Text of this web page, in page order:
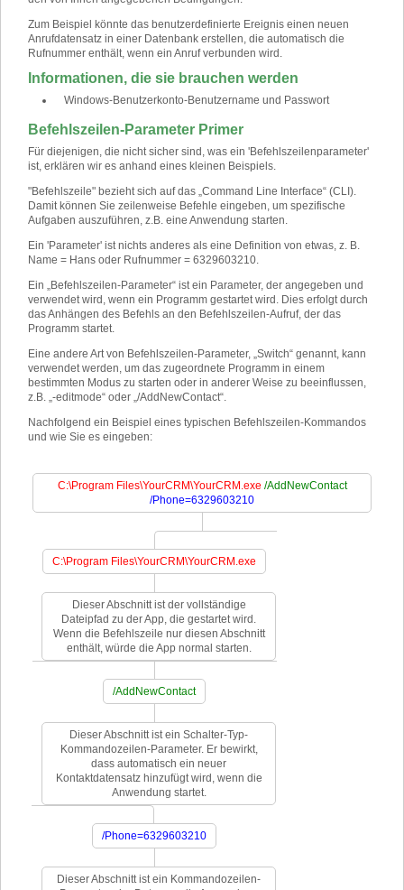
Zum Beispiel könnte das benutzerdefinierte Ereignis einen neuen
Anrufdatensatz in einer Datenbank erstellen, die automatisch die
Rufnummer enthält, wenn ein Anruf verbunden wird.
Informationen, die sie brauchen werden
Windows-Benutzerkonto-Benutzername und Passwort
Befehlszeilen-Parameter Primer
Für diejenigen, die nicht sicher sind, was ein 'Befehlszeilenparameter'
ist, erklären wir es anhand eines kleinen Beispiels.
"Befehlszeile" bezieht sich auf das „Command Line Interface“ (CLI).
Damit können Sie zeilenweise Befehle eingeben, um spezifische
Aufgaben auszuführen, z.B. eine Anwendung starten.
Ein 'Parameter' ist nichts anderes als eine Definition von etwas, z. B.
Name = Hans oder Rufnummer = 6329603210.
Ein „Befehlszeilen-Parameter“ ist ein Parameter, der angegeben und
verwendet wird, wenn ein Programm gestartet wird. Dies erfolgt durch
das Anhängen des Befehls an den Befehlszeilen-Aufruf, der das
Programm startet.
Eine andere Art von Befehlszeilen-Parameter, „Switch“ genannt, kann
verwendet werden, um das zugeordnete Programm in einem
bestimmten Modus zu starten oder in anderer Weise zu beeinflussen,
z.B. „-editmode“ oder „/AddNewContact“.
Nachfolgend ein Beispiel eines typischen Befehlszeilen-Kommandos
und wie Sie es eingeben:
C:\Program Files\YourCRM\YourCRM.exe /AddNewContact
/Phone=6329603210
C:\Program Files\YourCRM\YourCRM.exe
Dieser Abschnitt ist der vollständige
Dateipfad zu der App, die gestartet wird.
Wenn die Befehlszeile nur diesen Abschnitt
enthält, würde die App normal starten.
/AddNewContact
Dieser Abschnitt ist ein Schalter-Typ-
Kommandozeilen-Parameter. Er bewirkt,
dass automatisch ein neuer
Kontaktdatensatz hinzufügt wird, wenn die
Anwendung startet.
/Phone=6329603210
Dieser Abschnitt ist ein Kommandozeilen-